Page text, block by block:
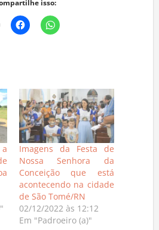
isso:
Imagens da Festa de
Nossa Senhora da
Conceição que está
acontecendo na cidade
de São Tomé/RN
02/12/2022 às 12:12
Em "Padroeiro (a)"